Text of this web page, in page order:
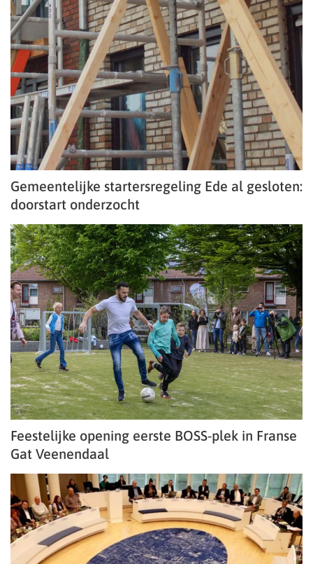
Gemeentelijke startersregeling Ede al gesloten:
doorstart onderzocht
Feestelijke opening eerste BOSS-plek in Franse
Gat Veenendaal